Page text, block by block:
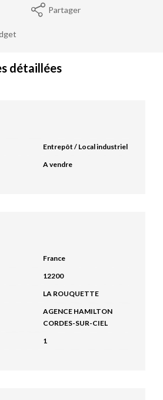
Partager
détaillées
Entrepôt / Local industriel
A vendre
France
12200
LA ROUQUETTE
AGENCE HAMILTON
CORDES-SUR-CIEL
1